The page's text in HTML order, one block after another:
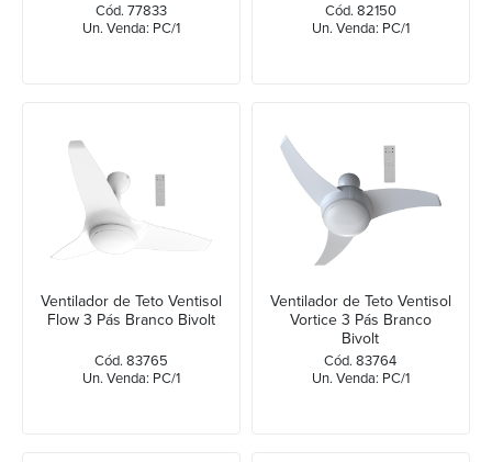
Cód. 77833
Un. Venda: PC/1
Cód. 82150
Un. Venda: PC/1
Ventilador de Teto Ventisol
Flow 3 Pás Branco Bivolt
Cód. 83765
Un. Venda: PC/1
Ventilador de Teto Ventisol
Vortice 3 Pás Branco
Bivolt
Cód. 83764
Un. Venda: PC/1